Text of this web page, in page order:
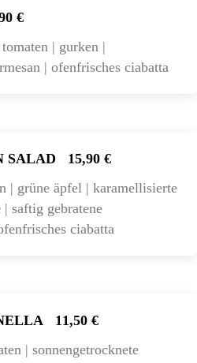
€
| gurken |
| ofenfrisches ciabatta
SALAD
15,90 €
| grüne äpfel | karamellisierte
saftig gebratene
ciabatta
11,50 €
| sonnengetrocknete